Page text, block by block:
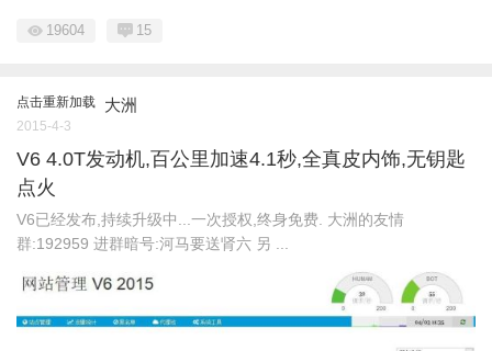
19604 15
点击重新加载 大洲
2015-4-3
V6 4.0T发动机,百公里加速4.1秒,全真皮内饰,无钥匙
点火
V6已经发布,持续升级中...一次授权,终身免费. 大洲的友情
群:192959 进群暗号:河马要送肾六 另 ...